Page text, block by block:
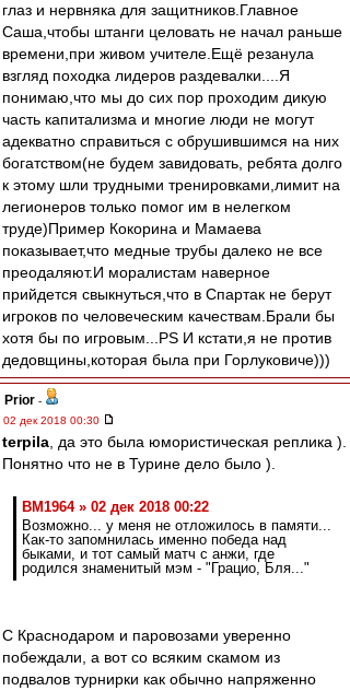
глаз и нервняка для защитников.Главное
Саша,чтобы штанги целовать не начал раньше
времени,при живом учителе.Ещё резанула
взгляд походка лидеров раздевалки....Я
понимаю,что мы до сих пор проходим дикую
часть капитализма и многие люди не могут
адекватно справиться с обрушившимся на них
богатством(не будем завидовать, ребята долго
к этому шли трудными тренировками,лимит на
легионеров только помог им в нелегком
труде)Пример Кокорина и Мамаева
показывает,что медные трубы далеко не все
преодаляют.И моралистам наверное
прийдется свыкнуться,что в Спартак не берут
игроков по человеческим качествам.Брали бы
хотя бы по игровым...PS И кстати,я не против
дедовщины,которая была при Горлуковиче)))
Prior -
02 дек 2018 00:30
terpila , да это была юмористическая реплика ).
Понятно что не в Турине дело было ).
BM1964 » 02 дек 2018 00:22
Возможно... у меня не отложилось в памяти...
Как-то запомнилась именно победа над
быками, и тот самый матч с анжи, где
родился знаменитый мэм - "Грацио, Бля..."
С Краснодаром и паровозами уверенно
побеждали, а вот со всяким скамом из
подвалов турнирки как обычно напряженно